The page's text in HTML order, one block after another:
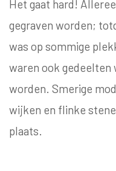
Het gaat hard!
gegraven worden;
was op sommige
waren ook gedeelten
worden. Smerige
wijken en flinke
plaats.